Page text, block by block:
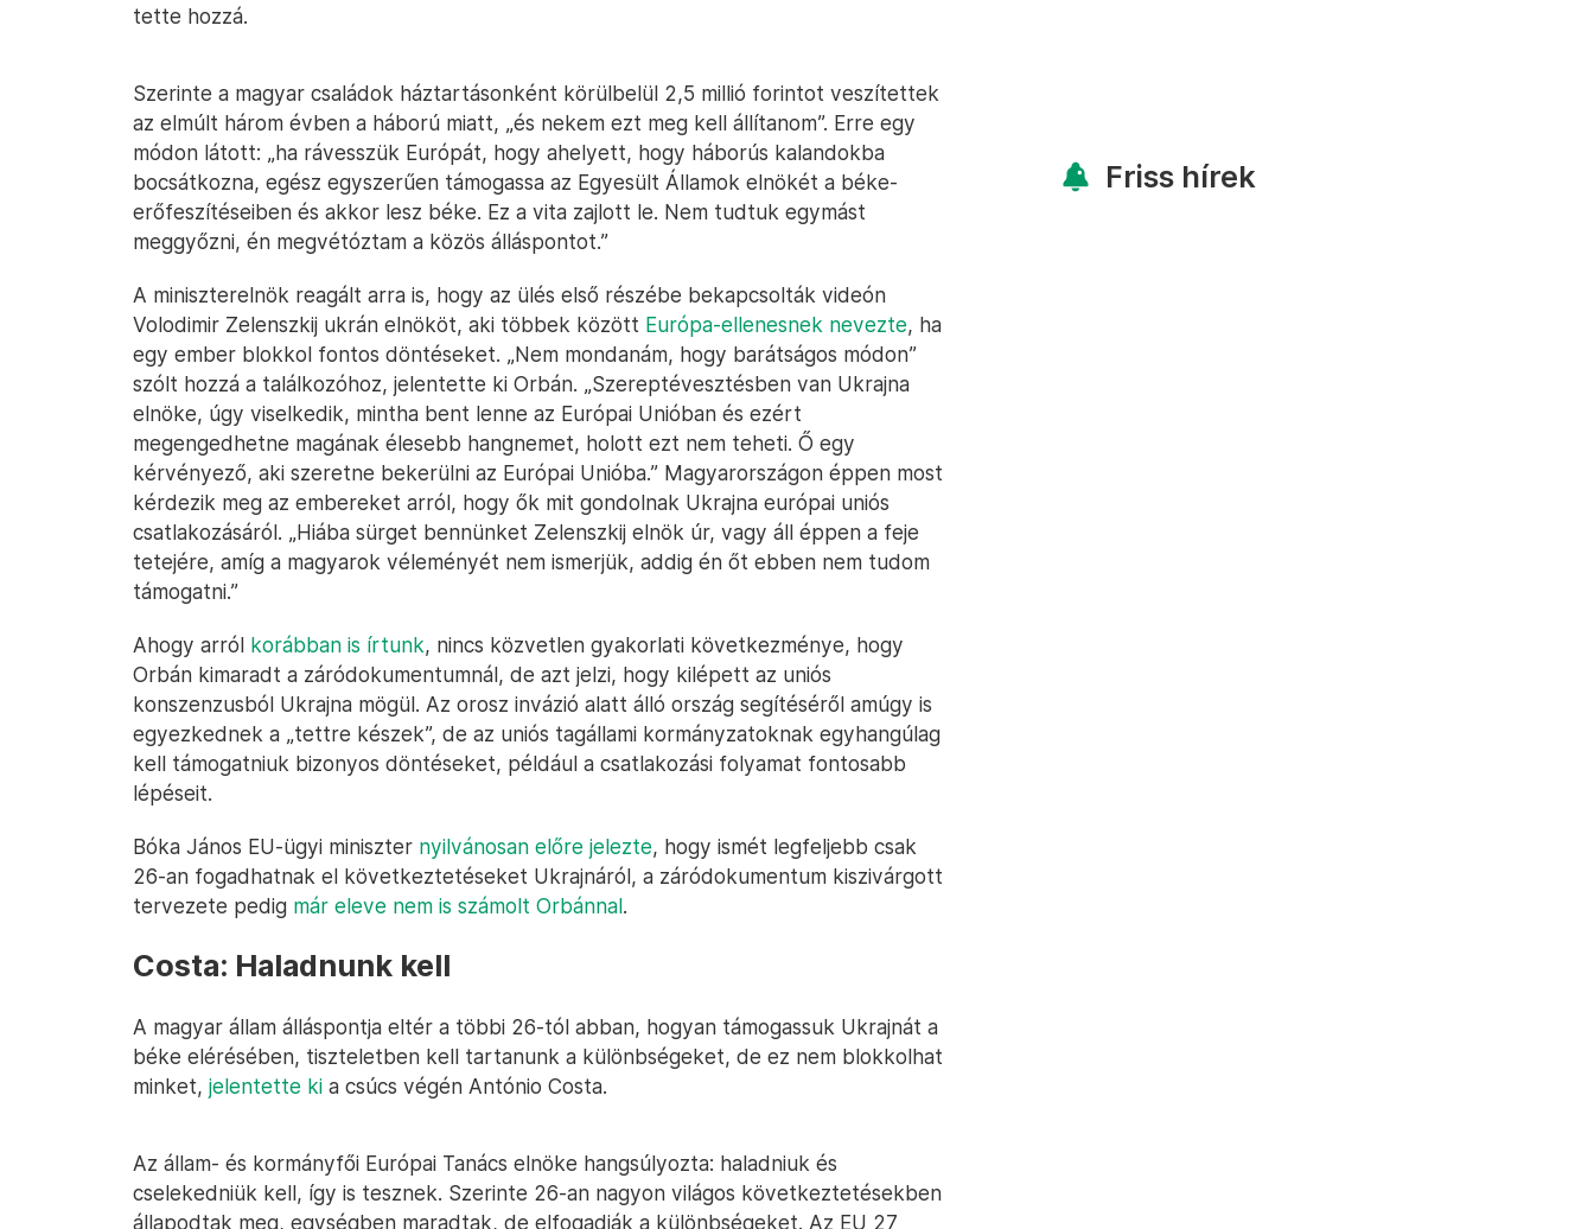
tette hozzá.
Szerinte a magyar családok háztartásonként körülbelül 2,5 millió forintot veszítettek
az elmúlt három évben a háború miatt, „és nekem ezt meg kell állítanom”. Erre egy
módon látott: „ha rávesszük Európát, hogy ahelyett, hogy háborús kalandokba
bocsátkozna, egész egyszerűen támogassa az Egyesült Államok elnökét a béke-
erőfeszítéseiben és akkor lesz béke. Ez a vita zajlott le. Nem tudtuk egymást
meggyőzni, én megvétóztam a közös álláspontot.”
A miniszterelnök reagált arra is, hogy az ülés első részébe bekapcsolták videón
Volodimir Zelenszkij ukrán elnököt, aki többek között Európa-ellenesnek nevezte, ha
egy ember blokkol fontos döntéseket. „Nem mondanám, hogy barátságos módon”
szólt hozzá a találkozóhoz, jelentette ki Orbán. „Szereptévesztésben van Ukrajna
elnöke, úgy viselkedik, mintha bent lenne az Európai Unióban és ezért
megengedhetne magának élesebb hangnemet, holott ezt nem teheti. Ő egy
kérvényező, aki szeretne bekerülni az Európai Unióba.” Magyarországon éppen most
kérdezik meg az embereket arról, hogy ők mit gondolnak Ukrajna európai uniós
csatlakozásáról. „Hiába sürget bennünket Zelenszkij elnök úr, vagy áll éppen a feje
tetejére, amíg a magyarok véleményét nem ismerjük, addig én őt ebben nem tudom
támogatni.”
Ahogy arról korábban is írtunk, nincs közvetlen gyakorlati következménye, hogy
Orbán kimaradt a záródokumentumnál, de azt jelzi, hogy kilépett az uniós
konszenzusból Ukrajna mögül. Az orosz invázió alatt álló ország segítéséről amúgy is
egyezkednek a „tettre készek”, de az uniós tagállami kormányzatoknak egyhangúlag
kell támogatniuk bizonyos döntéseket, például a csatlakozási folyamat fontosabb
lépéseit.
Bóka János EU-ügyi miniszter nyilvánosan előre jelezte, hogy ismét legfeljebb csak
26-an fogadhatnak el következtetéseket Ukrajnáról, a záródokumentum kiszivárgott
tervezete pedig már eleve nem is számolt Orbánnal.
Costa: Haladnunk kell
A magyar állam álláspontja eltér a többi 26-tól abban, hogyan támogassuk Ukrajnát a
béke elérésében, tiszteletben kell tartanunk a különbségeket, de ez nem blokkolhat
minket, jelentette ki a csúcs végén António Costa.
Az állam- és kormányfői Európai Tanács elnöke hangsúlyozta: haladniuk és
cselekedniük kell, így is tesznek. Szerinte 26-an nagyon világos következtetésekben
állapodtak meg, egységben maradtak, de elfogadják a különbségeket. Az EU 27
Friss hírek